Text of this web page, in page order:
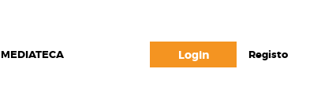
Login Registo
MEDIATECA